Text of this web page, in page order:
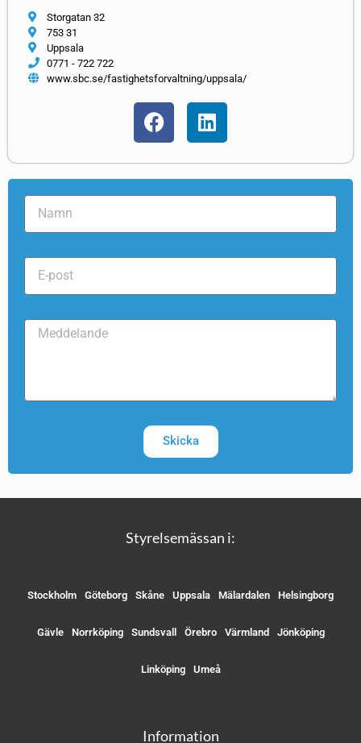
Storgatan 32
753 31
Uppsala
0771 - 722 722
www.sbc.se/fastighetsforvaltning/uppsala/
Skicka
Styrelsemässan i:
Stockholm Göteborg Skåne Uppsala Mälardalen Helsingborg
Gävle Norrköping Sundsvall Örebro Värmland Jönköping
Linköping Umeå
Information